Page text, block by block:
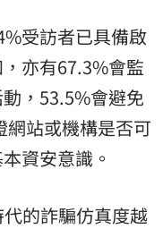
受訪者已具備啟
亦有67.3%會監
，53.5%會避免
站或機構是否可
資安意識。
的詐騙仿真度越